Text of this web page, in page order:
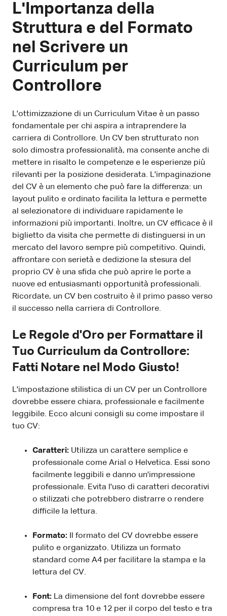
L'Importanza della
Struttura e del Formato
nel Scrivere un
Curriculum per
Controllore
L'ottimizzazione di un Curriculum Vitae è un passo
fondamentale per chi aspira a intraprendere la
carriera di Controllore. Un CV ben strutturato non
solo dimostra professionalità, ma consente anche di
mettere in risalto le competenze e le esperienze più
rilevanti per la posizione desiderata. L'impaginazione
del CV è un elemento che può fare la differenza: un
layout pulito e ordinato facilita la lettura e permette
al selezionatore di individuare rapidamente le
informazioni più importanti. Inoltre, un CV efficace è il
biglietto da visita che permette di distinguersi in un
mercato del lavoro sempre più competitivo. Quindi,
affrontare con serietà e dedizione la stesura del
proprio CV è una sfida che può aprire le porte a
nuove ed entusiasmanti opportunità professionali.
Ricordate, un CV ben costruito è il primo passo verso
il successo nella carriera di Controllore.
Le Regole d'Oro per Formattare il
Tuo Curriculum da Controllore:
Fatti Notare nel Modo Giusto!
L'impostazione stilistica di un CV per un Controllore
dovrebbe essere chiara, professionale e facilmente
leggibile. Ecco alcuni consigli su come impostare il
tuo CV:
Caratteri: Utilizza un carattere semplice e
professionale come Arial o Helvetica. Essi sono
facilmente leggibili e danno un'impressione
professionale. Evita l'uso di caratteri decorativi
o stilizzati che potrebbero distrarre o rendere
difficile la lettura.
Formato:
Il formato del CV dovrebbe essere
pulito e organizzato. Utilizza un formato
standard come A4 per facilitare la stampa e la
lettura del CV.
Font: La dimensione del font dovrebbe essere
compresa tra 10 e 12 per il corpo del testo e tra